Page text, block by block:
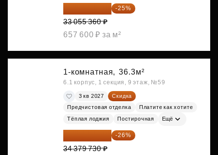
24 791 520 ₽ -25%
33 055 360 ₽
657 600 ₽ за м²
1-комнатная, 36.3м²
6.1 корпус, 1 секция, 9 этаж, №59
3 кв 2027
Скидка
Предчистовая отделка
Платите как хотите
Тёплая лоджия Постирочная Ещё
25 441 000 ₽ -26%
34 379 730 ₽